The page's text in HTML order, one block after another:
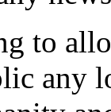
to
any